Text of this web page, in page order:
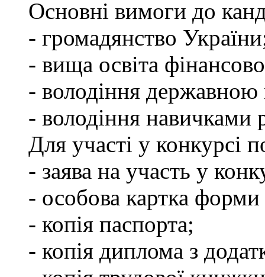
Основні вимоги до
- громадянство
- вища освіта
- володіння
- володіння навичками
Для участі у конкурсі
- заява на участь у
- особова картка
- копія паспорта;
- копія диплома з